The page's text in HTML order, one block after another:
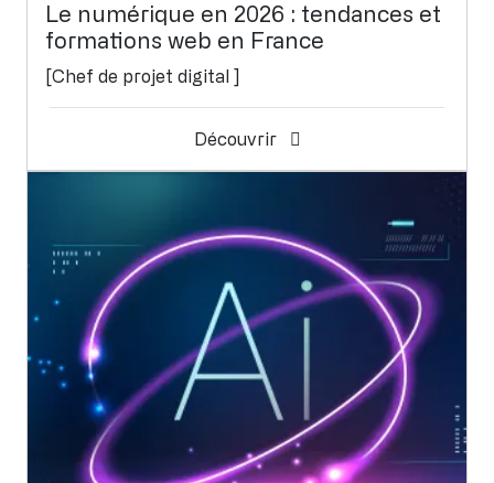
Le numérique en 2026 : tendances et
formations web en France
[Chef de projet digital ]
Découvrir